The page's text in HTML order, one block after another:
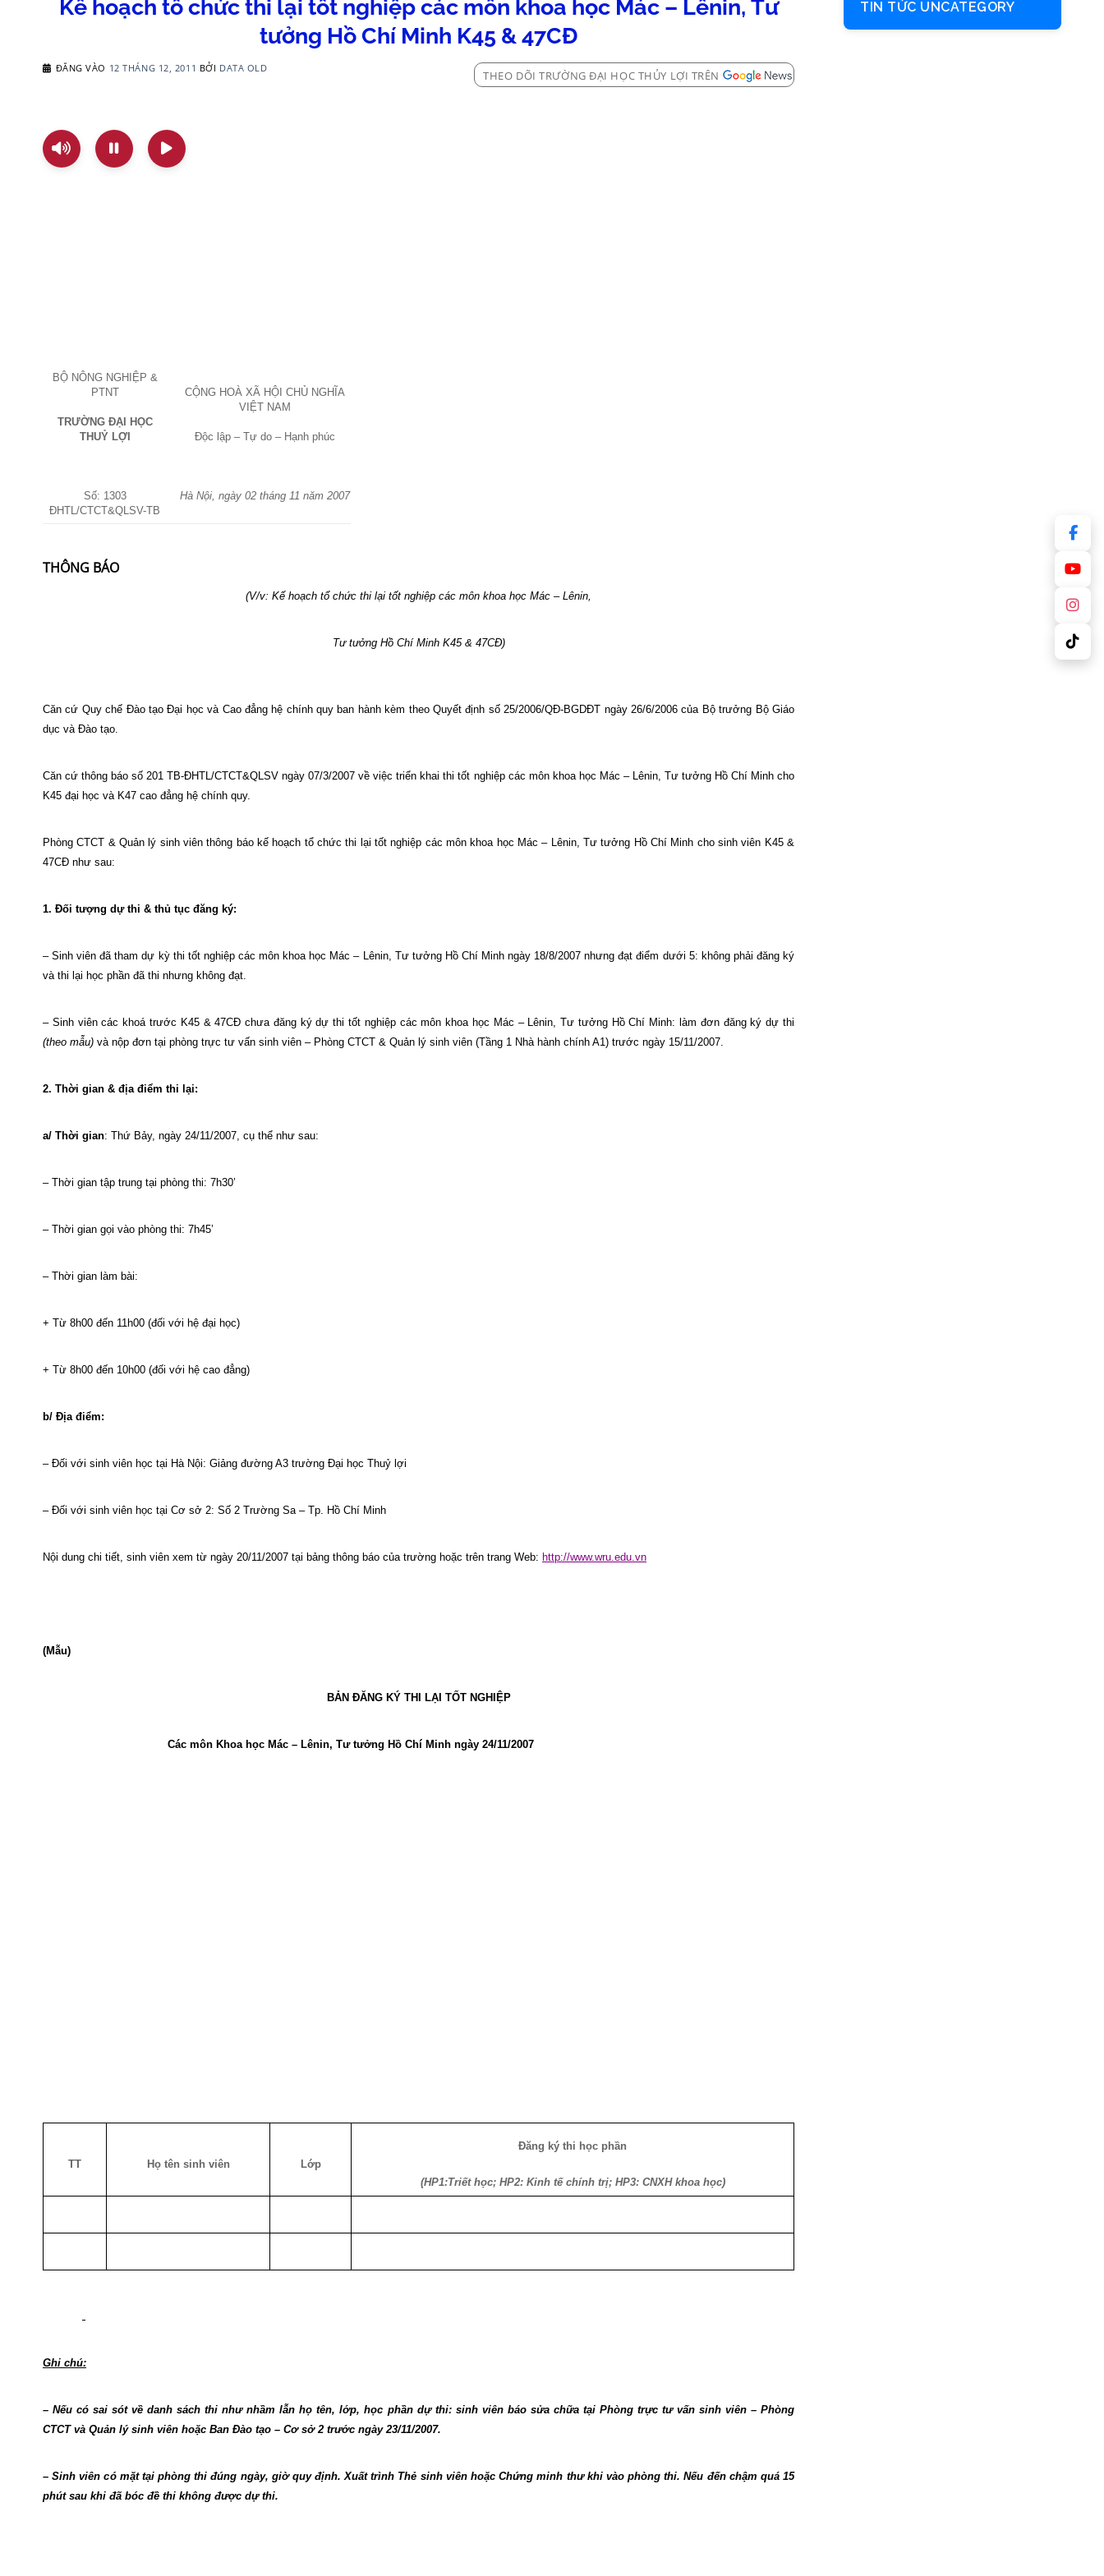
Kế hoạch tổ chức thi lại tốt nghiệp các môn khoa học Mác – Lênin, Tư
tưởng Hồ Chí Minh K45 & 47CĐ
ĐĂNG VÀO 12 THÁNG 12, 2011 BỞI DATA OLD
THEO DÕI TRƯỜNG ĐẠI HỌC THỦY LỢI TRÊN
BỘ NÔNG NGHIỆP &
PTNT
TRƯỜNG ĐẠI HỌC
THUỶ LỢI
Số: 1303
ĐHTL/CTCT&QLSV-TB
CỘNG HOÀ XÃ HỘI CHỦ NGHĨA
VIỆT NAM
Độc lập – Tự do – Hạnh phúc
Hà Nội, ngày 02 tháng 11 năm 2007
THÔNG BÁO
(V/v: Kế hoạch tổ chức thi lại tốt nghiệp các môn khoa học Mác – Lênin,
Tư tưởng Hồ Chí Minh K45 & 47CĐ)
Căn cứ Quy chế Đào tạo Đại học và Cao đẳng hệ chính quy ban hành kèm theo Quyết định số 25/2006/QĐ-BGDĐT ngày 26/6/2006 của Bộ trưởng Bộ Giáo
dục và Đào tạo.
Căn cứ thông báo số 201 TB-ĐHTL/CTCT&QLSV ngày 07/3/2007 về việc triển khai thi tốt nghiệp các môn khoa học Mác – Lênin, Tư tưởng Hồ Chí Minh cho
K45 đại học và K47 cao đẳng hệ chính quy.
Phòng CTCT & Quản lý sinh viên thông báo kế hoạch tổ chức thi lại tốt nghiệp các môn khoa học Mác – Lênin, Tư tưởng Hồ Chí Minh cho sinh viên K45 &
47CĐ như sau:
1. Đối tượng dự thi & thủ tục đăng ký:
– Sinh viên đã tham dự kỳ thi tốt nghiệp các môn khoa học Mác – Lênin, Tư tưởng Hồ Chí Minh ngày 18/8/2007 nhưng đạt điểm dưới 5: không phải đăng ký
và thi lại học phần đã thi nhưng không đạt.
– Sinh viên các khoá trước K45 & 47CĐ chưa đăng ký dự thi tốt nghiệp các môn khoa học Mác – Lênin, Tư tưởng Hồ Chí Minh: làm đơn đăng ký dự thi
(theo mẫu) và nộp đơn tại phòng trực tư vấn sinh viên – Phòng CTCT & Quản lý sinh viên (Tầng 1 Nhà hành chính A1) trước ngày 15/11/2007.
2. Thời gian & địa điểm thi lại:
a/ Thời gian: Thứ Bảy, ngày 24/11/2007, cụ thể như sau:
– Thời gian tập trung tại phòng thi: 7h30’
– Thời gian gọi vào phòng thi: 7h45’
– Thời gian làm bài:
+ Từ 8h00 đến 11h00 (đối với hệ đại học)
+ Từ 8h00 đến 10h00 (đối với hệ cao đẳng)
b/ Địa điểm:
– Đối với sinh viên học tại Hà Nội: Giảng đường A3 trường Đại học Thuỷ lợi
– Đối với sinh viên học tại Cơ sở 2: Số 2 Trường Sa – Tp. Hồ Chí Minh
Nội dung chi tiết, sinh viên xem từ ngày 20/11/2007 tại bảng thông báo của trường hoặc trên trang Web: http://www.wru.edu.vn
(Mẫu)
BẢN ĐĂNG KÝ THI LẠI TỐT NGHIỆP
Các môn Khoa học Mác – Lênin, Tư tưởng Hồ Chí Minh ngày 24/11/2007
TT Họ tên sinh viên Lớp
Đăng ký thi học phần
(HP1:Triết học; HP2: Kinh tế chính trị; HP3: CNXH khoa học)
Ghi chú:
– Nếu có sai sót về danh sách thi như nhầm lẫn họ tên, lớp, học phần dự thi: sinh viên báo sửa chữa tại Phòng trực tư vấn sinh viên – Phòng
CTCT và Quản lý sinh viên hoặc Ban Đào tạo – Cơ sở 2 trước ngày 23/11/2007.
– Sinh viên có mặt tại phòng thi đúng ngày, giờ quy định. Xuất trình Thẻ sinh viên hoặc Chứng minh thư khi vào phòng thi. Nếu đến chậm quá 15
phút sau khi đã bóc đề thi không được dự thi.
TIN TỨC UNCATEGORY